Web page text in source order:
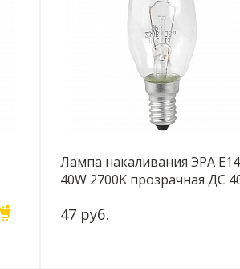
Лампа накаливания ЭРА E14
40W 2700K прозрачная ДС
47 руб.